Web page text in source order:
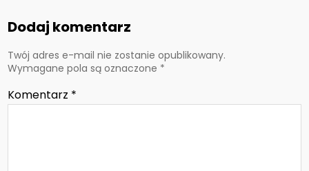
Dodaj komentarz
Twój adres e-mail nie zostanie opublikowany.
Wymagane pola są oznaczone *
Komentarz *